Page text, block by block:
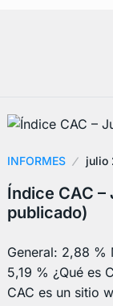
INFORMES julio
Índice CAC
publicado)
General: 2,88 %
5,19 % ¿Qué es
CAC es un sitio